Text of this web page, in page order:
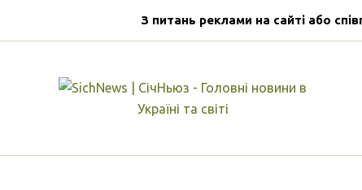
З питань реклами на сайті або